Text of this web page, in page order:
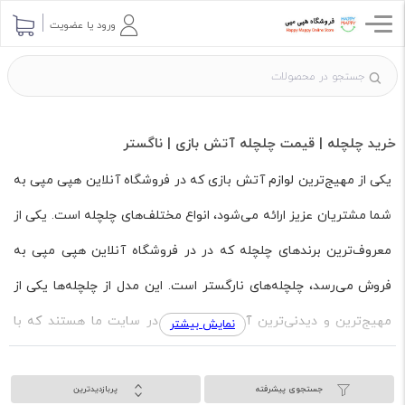
ورود یا عضویت
خرید چلچله | قیمت چلچله آتش بازی | ناگستر
یکی از مهیج‌ترین لوازم آتش بازی که در فروشگاه آنلاین هپی مپی به
شما مشتریان عزیز ارائه می‌شود، انواع مختلف‌های چلچله است. یکی از
معروف‌ترین برندهای چلچله که در در فروشگاه آنلاین هپی مپی به
فروش می‌رسد، چلچله‌های نارگستر است. این مدل از چلچله‌ها یکی از
مهیج‌ترین و دیدنی‌ترین آیتم‌های موجود در سایت ما هستند که با
جذاب را برای شما به ارمغان می‌آورند. این محصولات با کیفیت برتر و
نمایش بیشتر
جستجوی پیشرفته پربازدیدترین